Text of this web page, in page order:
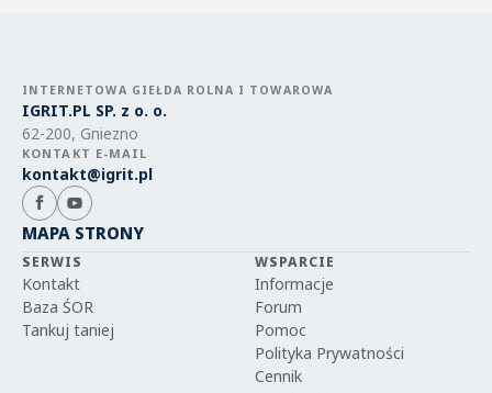
INTERNETOWA GIEŁDA ROLNA I TOWAROWA
IGRIT.PL SP. z o. o.
62-200, Gniezno
KONTAKT E-MAIL
kontakt@igrit.pl
MAPA STRONY
SERWIS
Kontakt
Baza ŚOR
Tankuj taniej
WSPARCIE
Informacje
Forum
Pomoc
Polityka Prywatności
Cennik